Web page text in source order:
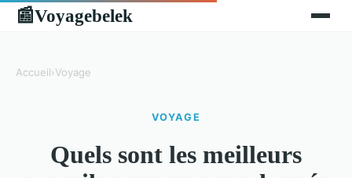
📰Voyagebelek
Accueil›Voyage
VOYAGE
Quels sont les meilleurs